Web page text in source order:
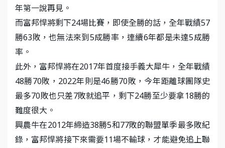
年第一說再見。
而富邦悍將剩下24場比賽，即使全勝的話，全年戰績57
勝63敗，也無法來到5成勝率，連續6年都是未達5成勝
率。
此外，富邦悍將在2017年首度接手義大犀牛，全年戰績
48勝70敗，2022年則是46勝70敗，今年距離球團隊史
最多70敗也只差7敗就追平，剩下24勝至少要拿18勝的
難度很大。
興農牛在2012年締造38勝5和77敗的聯盟單季最多敗紀
錄，富邦悍將接下來需要11場不輸球，才能避免追上聯